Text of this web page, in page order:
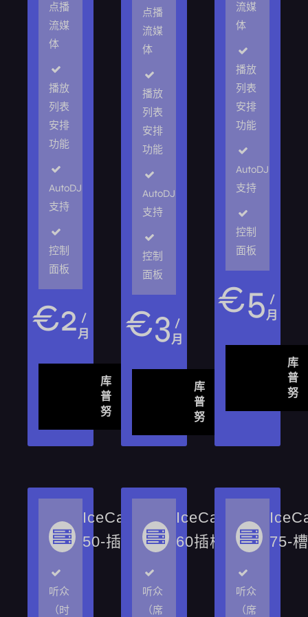
点播
流媒
体
播放
列表
安排
功能
AutoDJ
支持
控制
面板
€2 /
月
库
普
努
点播
流媒
体
播放
列表
安排
功能
AutoDJ
支持
控制
面板
€3 /
月
库
普
努
流媒
体
播放
列表
安排
功能
AutoDJ
支持
控制
面板
€5 /
月
库
普
努
IceCast-
50-插槽
听众
（时
IceCast-
60插槽
听众
（席
75-
听众
（席